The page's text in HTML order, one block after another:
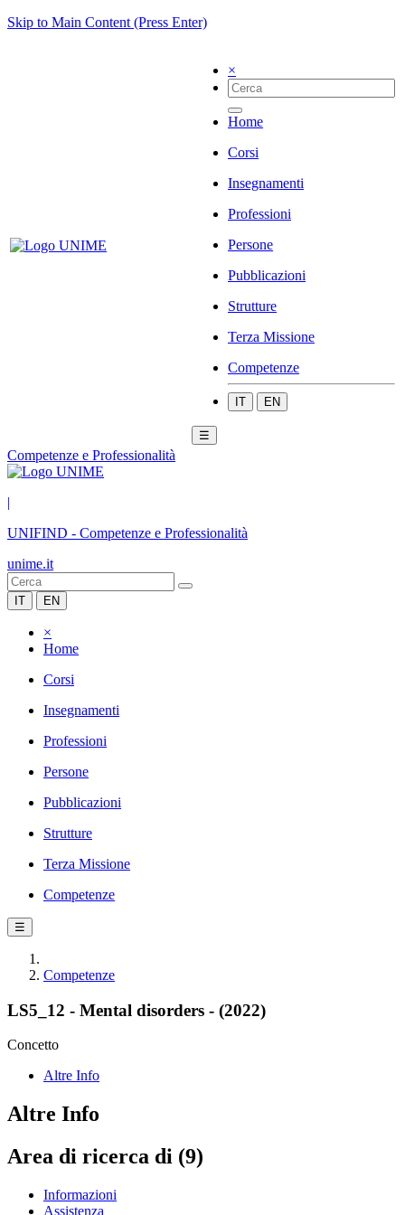
Skip to Main Content (Press Enter)
×
Home
Corsi
Insegnamenti
Professioni
Persone
Pubblicazioni
Strutture
Terza Missione
Competenze
IT EN
☰
Competenze e Professionalità
|
UNIFIND - Competenze e Professionalità
unime.it
IT EN
×
Home
Corsi
Insegnamenti
Professioni
Persone
Pubblicazioni
Strutture
Terza Missione
Competenze
☰
Competenze
LS5_12 - Mental disorders - (2022)
Concetto
Altre Info
Altre Info
Area di ricerca di (9)
Informazioni
Assistenza